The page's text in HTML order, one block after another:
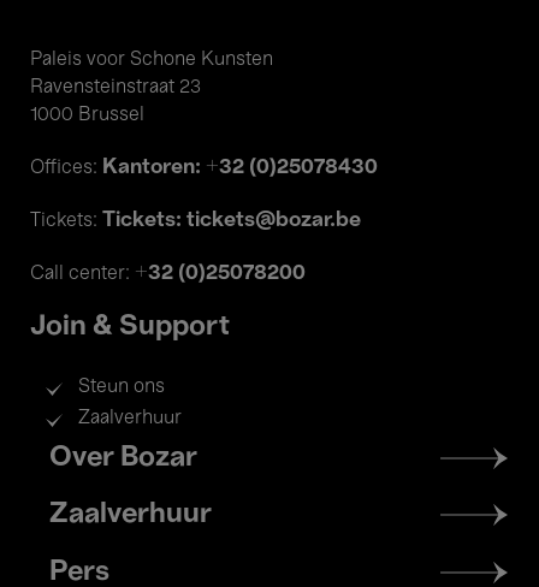
Paleis voor Schone Kunsten
Ravensteinstraat 23
1000 Brussel
Offices: Kantoren: +32 (0)25078430
Tickets: Tickets: tickets@bozar.be
Call center: +32 (0)25078200
Join & Support
Steun ons
Zaalverhuur
Footer
menu
Over Bozar
Zaalverhuur
Pers